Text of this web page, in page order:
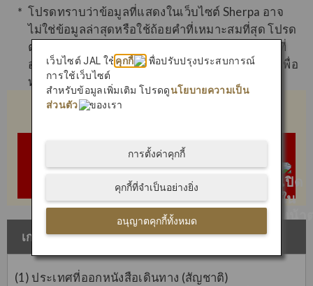
โปรดทราบว่าข้อมูลที่แสดงในเว็บไซต์ Sherpa อาจ
ไม่ใช่ข้อมูลล่าสุดหรือใช้ถ้อยคำที่เหมาะสมที่สุด โปรด
ตรวจสอบกับสถานทูตหรือสถานกงสุลของประเทศที่
ออกหนังสือเดินทางและประเทศปลายทางของคุณเพื่อ
ทราบข้อมูลล่าสุดก่อนออกเดินทาง
ค้นหาข้อกำหนดในการเดินทางเข้า
ประเทศ
เกณฑ์การค้นหา
(1) ประเทศที่ออกหนังสือเดินทาง (สัญชาติ)
เว็บไซต์ JAL ใช้คุกกี้
เพื่อปรับปรุงประสบการณ์
การใช้เว็บไซต์
สำหรับข้อมูลเพิ่มเติม โปรดดูนโยบายความเป็น
ส่วนตัว
ของเรา
อนุญาตคุกกี้ทั้งหมด
คุกกี้ที่จำเป็นอย่างยิ่ง
การตั้งค่าคุกกี้